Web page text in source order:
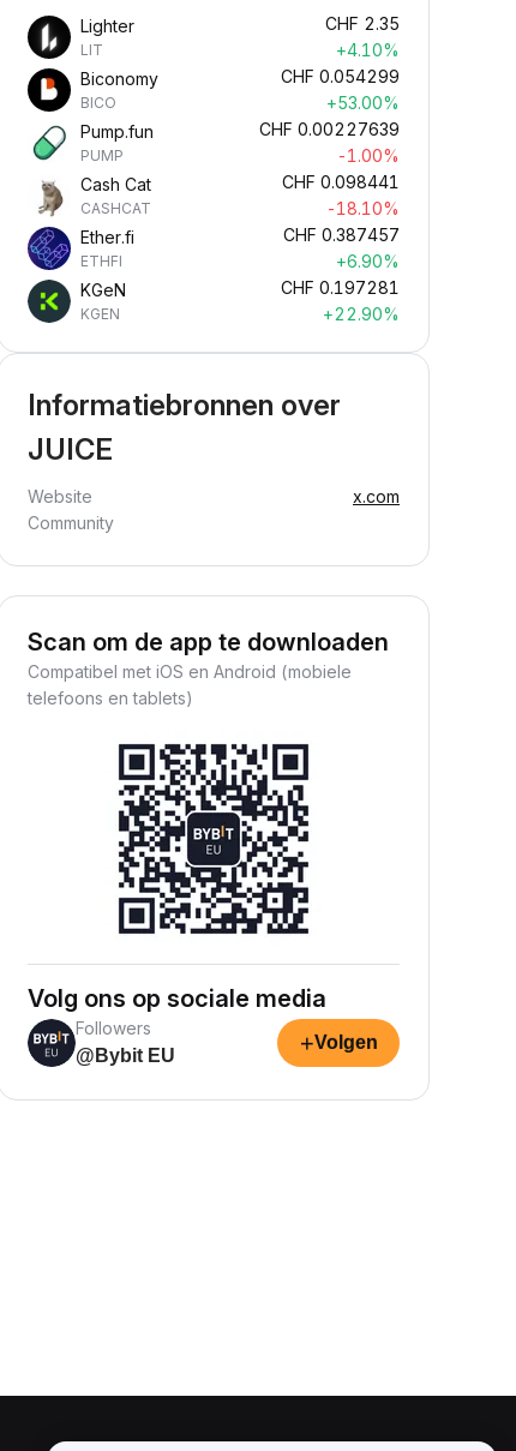
Lighter
LIT
CHF 2.35
+4.10%
Biconomy
BICO
CHF 0.054299
+53.00%
Pump.fun
PUMP
CHF 0.00227639
-1.00%
Cash Cat
CASHCAT
CHF 0.098441
-18.10%
Ether.fi
ETHFI
CHF 0.387457
+6.90%
KGeN
KGEN
CHF 0.197281
+22.90%
Informatiebronnen over
JUICE
Website
x.com
Community
Scan om de app te downloaden
Compatibel met iOS en Android (mobiele
telefoons en tablets)
Volg ons op sociale media
Followers
@Bybit EU
+Volgen